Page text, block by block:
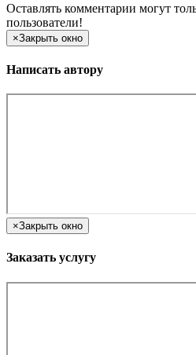
Оставлять комментарии могут
пользователи!
×Закрыть окно
Написать автору
×Закрыть окно
Заказать услугу